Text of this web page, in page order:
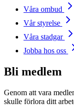
Våra ombud
Vår styrelse
Våra stadgar
Jobba hos oss
Bli medlem
Genom att vara
skulle förlora ditt